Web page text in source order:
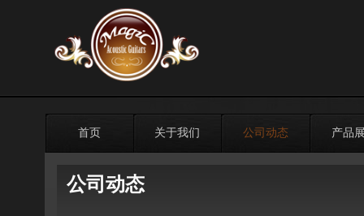
首页 关于我们 公司动态 产品
公司动态